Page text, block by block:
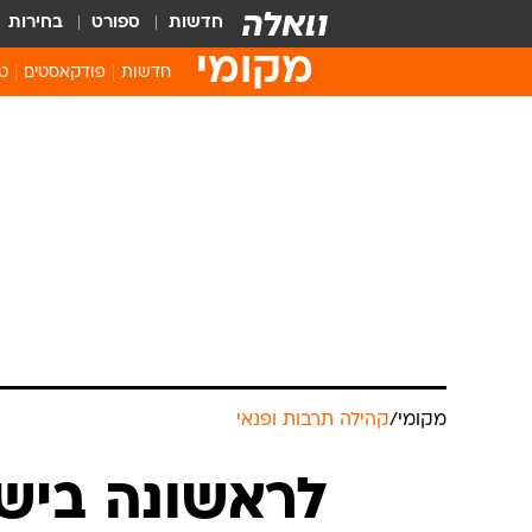
חדשות ספורט בחירות
מקומי חדשות פודקאסטים
מקומי/קהילה תרבות ופנאי
לראשונה